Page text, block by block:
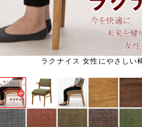
ラクナイス 女性にやさしい